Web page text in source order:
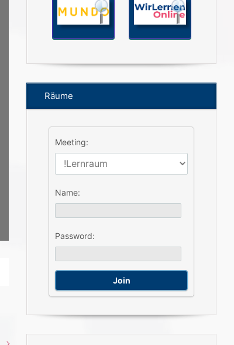
Räume
Meeting:
Name:
Password: